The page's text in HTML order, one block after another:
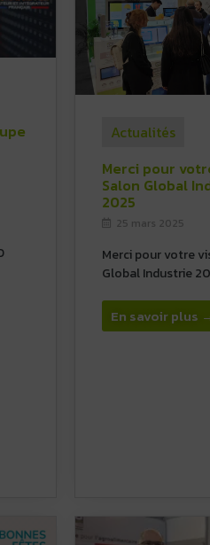
Actualités
Merci pour
Salon Global
2025
25 mars 2025
Merci pour votre
Global Industrie
En savoir plus